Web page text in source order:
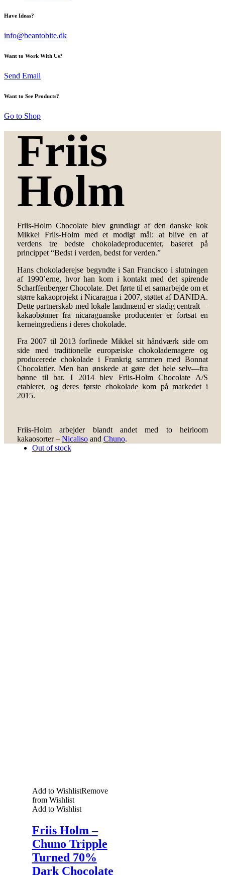
Have Ideas?
info@beantobite.dk
Want to Work With Us?
Send Email
Want to See Products?
Go to Shop
Friis
Holm
Friis-Holm Chocolate blev grundlagt af den danske kok
Mikkel Friis-Holm med et modigt mål: at blive en af
verdens tre bedste chokoladeproducenter, baseret på
princippet “Bedst i verden, bedst for verden.”
Hans chokoladerejse begyndte i San Francisco i slutningen
af 1990’erne, hvor han kom i kontakt med det spirende
Scharffenberger Chocolate. Det førte til et samarbejde om et
større kakaoprojekt i Nicaragua i 2007, støttet af DANIDA.
Dette partnerskab med lokale landmænd er stadig centralt—
kakaobønner fra nicaraguanske producenter er fortsat en
kerneingrediens i deres chokolade.
Fra 2007 til 2013 forfinede Mikkel sit håndværk side om
side med traditionelle europæiske chokolademagere og
producerede chokolade i Frankrig sammen med Bonnat
Chocolatier. Men han ønskede at gøre det hele selv—fra
bønne til bar. I 2014 blev Friis-Holm Chocolate A/S
etableret, og deres første chokolade kom på markedet i
2015.
Friis-Holm arbejder blandt andet med to heirloom
kakaosorter – Nicalisoand Chuno.
Out of stock
Add to WishlistRemove
from Wishlist
Add to Wishlist
Friis Holm –
Chuno Tripple
Turned 70%
Dark Chocolate